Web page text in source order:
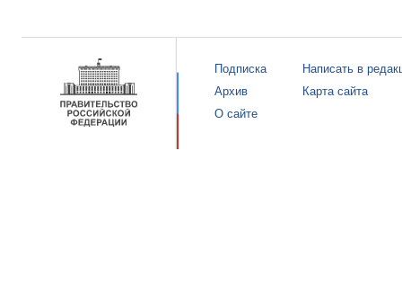
Подписка
Архив
О сайте
Написать в
Карта сайта